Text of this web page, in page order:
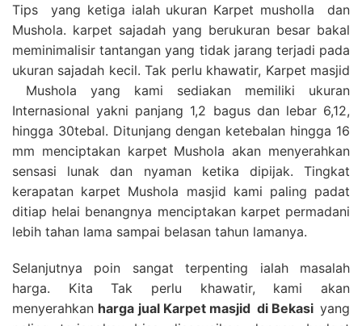
Tips yang ketiga ialah ukuran Karpet musholla dan
Mushola. karpet sajadah yang berukuran besar bakal
meminimalisir tantangan yang tidak jarang terjadi pada
ukuran sajadah kecil. Tak perlu khawatir, Karpet masjid
Mushola yang kami sediakan memiliki ukuran
Internasional yakni panjang 1,2 bagus dan lebar 6,12,
hingga 30tebal. Ditunjang dengan ketebalan hingga 16
mm menciptakan karpet Mushola akan menyerahkan
sensasi lunak dan nyaman ketika dipijak. Tingkat
kerapatan karpet Mushola masjid kami paling padat
ditiap helai benangnya menciptakan karpet permadani
lebih tahan lama sampai belasan tahun lamanya.
Selanjutnya poin sangat terpenting ialah masalah
harga. Kita Tak perlu khawatir, kami akan
menyerahkan harga jual Karpet masjid di Bekasi yang